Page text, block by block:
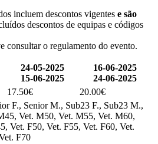
incluem descontos vigentes e são
descontos de equipas e códigos
consultar o regulamento do evento.
24-05-2025
15-06-2025
16-06-2025
24-06-2025
17.50€
20.00€
F., Senior M., Sub23 F., Sub23 M.,
Vet. M50, Vet. M55, Vet. M60,
Vet. F50, Vet. F55, Vet. F60, Vet.
F70